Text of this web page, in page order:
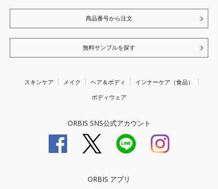
商品番号から注文
無料サンプルを探す
スキンケア メイク ヘア＆ボディ
インナーケア（食品）
ボディウェア
ORBIS SNS公式アカウント
ORBIS アプリ